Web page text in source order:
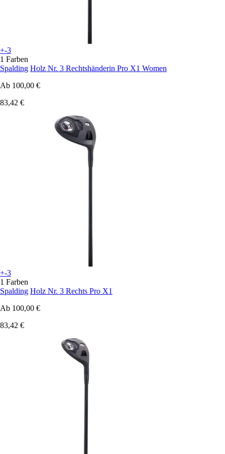
+-3
1 Farben
Spalding Holz Nr. 3 Rechtshänderin Pro X1 Women
Ab 100,00 €
83,42 €
+-3
1 Farben
Spalding Holz Nr. 3 Rechts Pro X1
Ab 100,00 €
83,42 €